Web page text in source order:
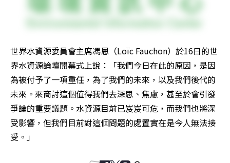
世界水資源委員會主席馮恩（Loïc Fauchon）於16日的世
界水資源論壇開幕式上說：「我們今日在此的原因，是因
為被付予了一項重任，為了我們的未來，以及我們後代的
未來。來商討這個值得我們去深思、焦慮，甚至於會引發
爭論的重要議題。水資源目前已岌岌可危，而我們也將深
受影響，但我們目前對這個問題的處置實在是今人無法接
受。」